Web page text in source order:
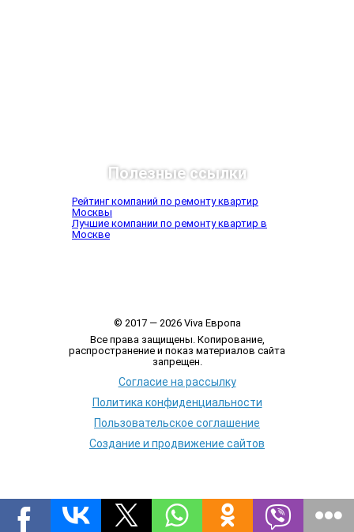
Полезные ссылки
Рейтинг компаний по ремонту квартир
Москвы
Лучшие компании по ремонту квартир в
Москве
© 2017 — 2026 Viva Европа
Все права защищены. Копирование,
распространение и показ материалов сайта
запрещен.
Согласие на рассылку
Политика конфиденциальности
Пользовательское соглашение
Создание и продвижение сайтов